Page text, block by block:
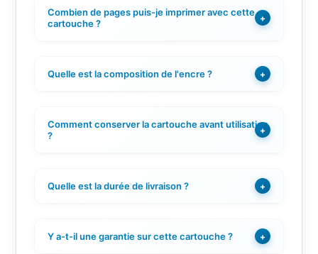
Combien de pages puis-je imprimer avec cette
cartouche ?
+
Quelle est la composition de l'encre ? +
Comment conserver la cartouche avant utilisation
?
+
Quelle est la durée de livraison ? +
Y a-t-il une garantie sur cette cartouche ? +